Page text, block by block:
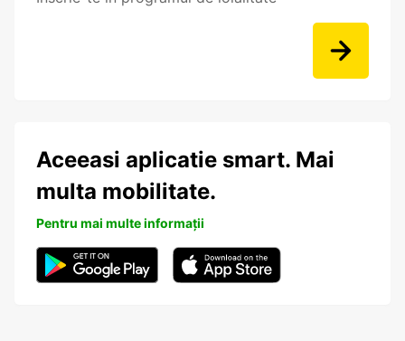
Aceeasi aplicatie smart. Mai
multa mobilitate.
Pentru mai multe informații